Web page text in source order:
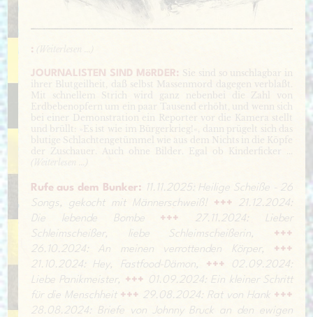
:
JOURNALISTEN SIND MöRDER:
Sie sind so unschlagbar in
ihrer Blutgeilheit, daß selbst Massenmord dagegen verblaßt.
Mit schnellem Strich wird ganz nebenbei die Zahl von
Erdbebenopfern um ein paar Tausend erhöht, und wenn sich
bei einer Demonstration ein Reporter vor die Kamera stellt
und brüllt: »Es ist wie im Bürgerkrieg!«, dann prügelt sich das
blutige Schlachtengetümmel wie aus dem Nichts in die Köpfe
der Zuschauer. Auch ohne Bilder. Egal ob Kinderficker ...
Rufe aus dem Bunker: 11.11.2025: Heilige Scheiße - 26
Songs, gekocht mit Männerschweiß!
+++
21.12.2024:
Die lebende Bombe
+++
27.11.2024: Lieber
Schleimscheißer, liebe Schleimscheißerin,
+++
26.10.2024: An meinen verrottenden Körper,
+++
21.10.2024: Hey, Fastfood-Dämon,
+++
02.09.2024:
Liebe Panikmeister, +++ 01.09.2024: Ein kleiner Schritt
für die Menschheit +++ 29.08.2024: Rat von Hank +++
28.08.2024: Briefe von Johnny Bruck an den ewigen